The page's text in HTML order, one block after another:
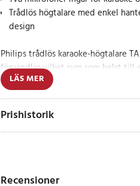
Trådlös högtalare med enkel
design
Philips trådlös karaoke-högtalare
förvandlar vilket rum som helst till
en effekt på 20 W levererar den
ljud som fyller både små och
Tack vare de två medföljande
personer sjunga tillsammans,
familjekvällar, födelsedagsfester
Högtalarens design är både robust
LÄS MER
Prishistorik
Recensioner